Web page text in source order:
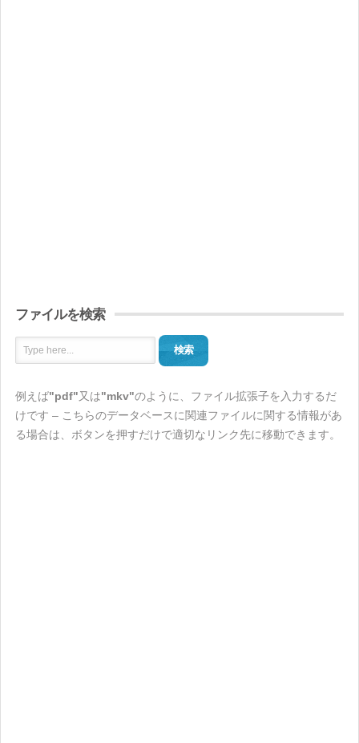
ファイルを検索
検索
例えば"pdf"又は"mkv"のように、ファイル拡張子を入力するだ
けです – こちらのデータベースに関連ファイルに関する情報があ
る場合は、ボタンを押すだけで適切なリンク先に移動できます。